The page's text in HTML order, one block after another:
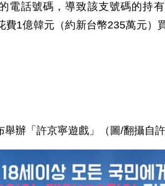
電話號碼，導致該支號碼的持
費1億韓元（約新台幣235萬元）
辦「許京寧遊戲」（圖/翻攝自許